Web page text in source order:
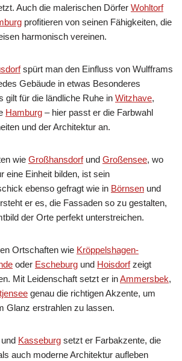
Auch die malerischen Dörfer Wohltorf
profitieren von seinen Fähigkeiten, die
harmonisch vereinen.
spürt man den Einfluss von Wulfframs
Gebäude in etwas Besonderes
gilt für die ländliche Ruhe in Witzhave,
Hamburg – hier passt er die Farbwahl
und der Architektur an.
wie Großhansdorfund Großensee, wo
eine Einheit bilden, ist sein
ebenso gefragt wie in Börnsen und
er es, die Fassaden so zu gestalten,
der Orte perfekt unterstreichen.
Ortschaften wie Kröppelshagen-
oder Escheburg und Hoisdorfzeigt
Mit Leidenschaft setzt er inAmmersbek,
genau die richtigen Akzente, um
Glanz erstrahlen zu lassen.
Kasseburg setzt er Farbakzente, die
auch moderne Architektur aufleben